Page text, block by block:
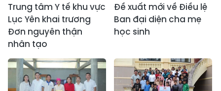
Trung tâm Y tế khu vực
Lục Yên khai trương
Đơn nguyên thận
nhân tạo
Đề xuất mới về Điều lệ
Ban đại diện cha mẹ
học sinh